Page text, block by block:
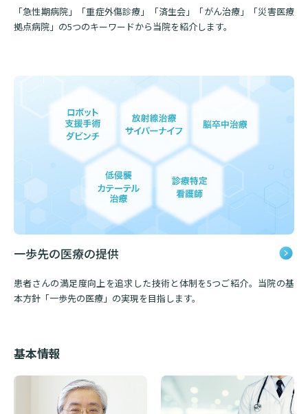
理念・方針・患者さんの権利
情報公開
厚生労働大臣が定める掲示事項
施設認定
東部病院のいま
臨床研究に関する情報公開について（オプトアウト）
研究・業績
東部病院の特長
広報誌「とーぶたいむ」
再診の方へ
入院・面会について
入院が決まったら
入院中の過ごし方
入院のお会計について
ご面会について
ご来院にあたって
院内施設のご案内
医療機関・医療者の方へトップ
患者さんのご紹介方法
医療連携センター長ごあいさつ
医療連携センターのご案内
医療機関様からのよくあるご質問
連携登録医制度
連携登録医療機関一覧
訪問看護指示書について
医療関係者向け講習・研修
当院退職後のカルテ閲覧手続き
お知らせ
イベント
採用情報
病院ボランティア募集
ご寄付のお願い
臨床研究センターのご紹介
クラウドファンディング
予約変更・確認
「急性期病院」「重症外傷診療」「済生会」「がん治療」「災害医療
拠点病院」の5つのキーワードから当院を紹介します。
一歩先の医療の提供
患者さんの満足度向上を追求した技術と体制を5つご紹介。当院の基
本方針「一歩先の医療」の実現を目指します。
基本情報